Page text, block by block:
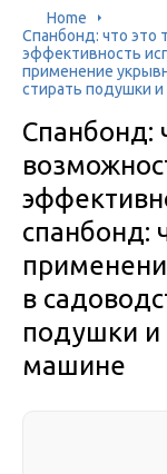
Home
Спанбонд: что это
эффективность
применение
стирать подушки
Спанбонд:
спанбонд:
в
подушки и
машине